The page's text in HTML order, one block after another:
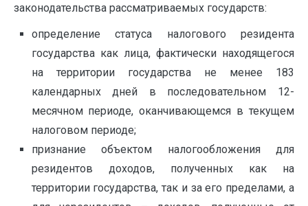
законодательства рассматриваемых государств:
определение статуса налогового резидента
государства как лица, фактически находящегося
на территории государства не менее 183
календарных дней в последовательном 12-
месячном периоде, оканчивающемся в текущем
налоговом периоде;
признание объектом налогообложения для
резидентов доходов, полученных как на
территории государства, так и за его пределами, а